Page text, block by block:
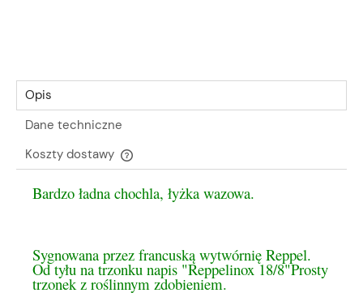
Opis
Dane techniczne
Koszty dostawy
Cena nie zawiera ewentualnych kosztów płatności
Bardzo ładna chochla, łyżka wazowa.
Sygnowana przez francuską wytwórnię Reppel.
Od tyłu na trzonku napis "Reppelinox 18/8"Prosty
trzonek z roślinnym zdobieniem.